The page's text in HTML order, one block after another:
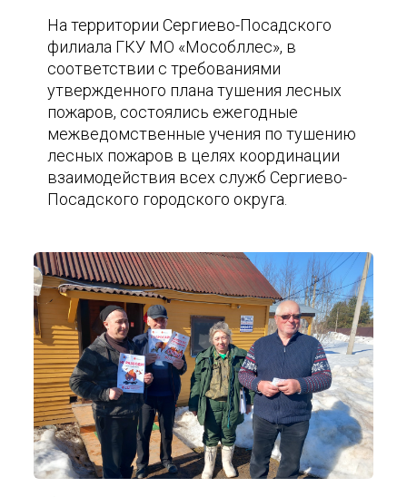
На территории Сергиево-Посадского
филиала ГКУ МО «Мособллес», в
соответствии с требованиями
утвержденного плана тушения лесных
пожаров, состоялись ежегодные
межведомственные учения по тушению
лесных пожаров в целях координации
взаимодействия всех служб Сергиево-
Посадского городского округа.